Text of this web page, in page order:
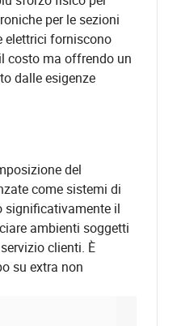
per le sezioni
elettrici forniscono
costo ma offrendo un
dalle esigenze
del
come sistemi di
significativamente il
ambienti soggetti
clienti. È
su extra non